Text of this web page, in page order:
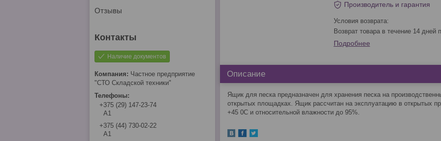
Производитель и гарантия
возврат товара в течение 14 дней
Подробнее
Описание
Ящик для песка предназначен для хранения песка на
открытых площадках. Ящик рассчитан на эксплуатацию в открытых
+45 0С и относительной влажности до 95%.
Отзывы
Наличие документов
Частное предприятие
"СТО Складской техники"
+375 (29) 147-23-74
А1
+375 (44) 730-02-22
А1